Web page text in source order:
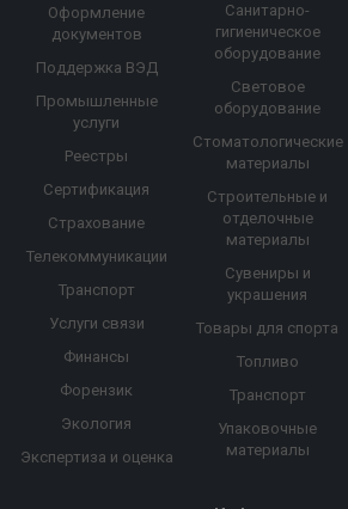
Оформление
документов
Поддержка ВЭД
Промышленные
услуги
Реестры
Сертификация
Страхование
Телекоммуникации
Транспорт
Услуги связи
Финансы
Форензик
Экология
Экспертиза и оценка
Санитарно-
гигиеническое
оборудование
Световое
оборудование
Стоматологические
материалы
Строительные и
отделочные
материалы
Сувениры и
украшения
Товары для спорта
Топливо
Транспорт
Упаковочные
материалы